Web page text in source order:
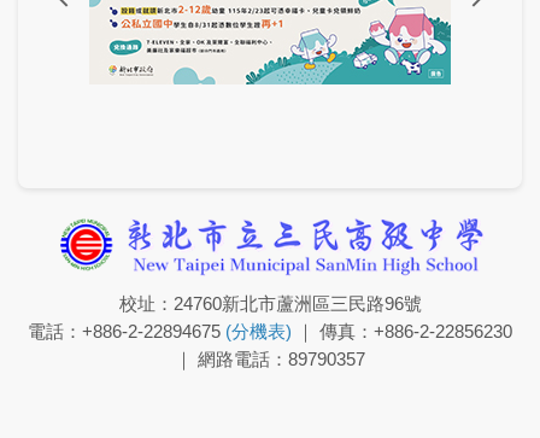
校址：24760新北市蘆洲區三民路96號
電話：+886-2-22894675 (分機表) ｜ 傳真：+886-2-22856230
｜ 網路電話：89790357